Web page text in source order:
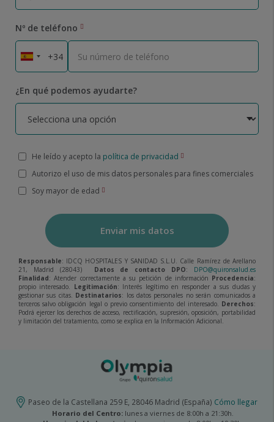
Nº de teléfono
¿En qué podemos ayudarte?
He leído y acepto la política de privacidad
Autorizo el uso de mis datos personales para fines comerciales
Soy mayor de edad
Enviar mis datos
Responsable: IDCQ HOSPITALES Y SANIDAD S.L.U. Calle Ramírez de Arellano
21, Madrid (28043)
Datos de contacto DPO: DPO@quironsalud.es
Finalidad: Atender correctamente a su petición de información Procedencia:
propio interesado. Legitimación: Interés legítimo en responder a sus dudas y
gestionar sus citas. Destinatarios: los datos personales no serán comunicados a
terceros salvo obligación legal o previo consentimiento del interesado. Derechos:
Podrá ejercer los derechos de acceso, rectificación, supresión, oposición, portabilidad
y limitación del tratamiento, como se explica en la Información Adicional.
Paseo de la Castellana 259 E, 28046 Madrid (España) Cómo llegar
Horario del Centro: lunes a viernes de 8:00h a 21:30h.